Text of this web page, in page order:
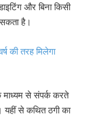
और बिना किसी
है।
की तरह मिलेगा
माध्यम से संपर्क करते
यहीं से कथित ठगी का